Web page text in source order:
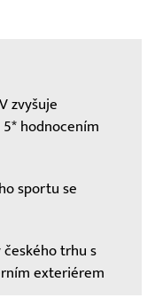
zvyšuje
hodnocením
sportu se
českého trhu s
exteriérem